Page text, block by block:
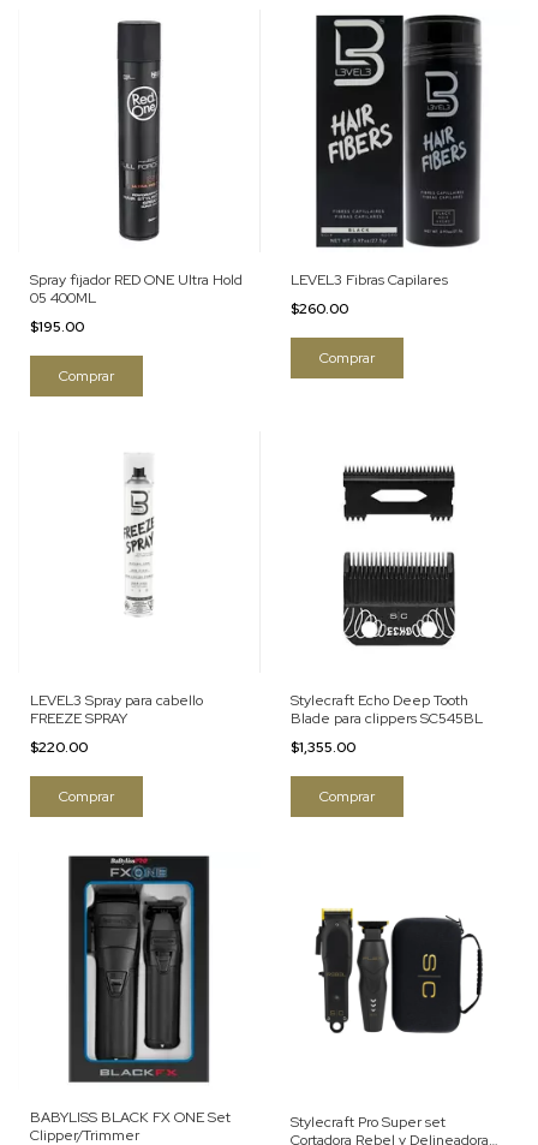
Spray fijador RED ONE Ultra Hold
05 400ML
$195.00
LEVEL3 Fibras Capilares
$260.00
LEVEL3 Spray para cabello
FREEZE SPRAY
$220.00
Stylecraft Echo Deep Tooth
Blade para clippers SC545BL
$1,355.00
BABYLISS BLACK FX ONE Set
Clipper/Trimmer
Stylecraft Pro Super set
Cortadora Rebel y Delineadora